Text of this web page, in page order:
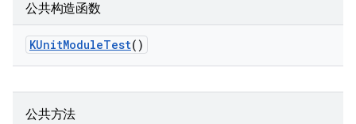
公共构造函数
KUnitModuleTest()
公共方法